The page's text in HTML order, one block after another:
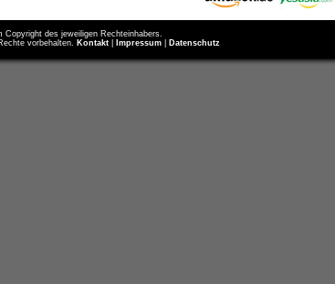
Copyright des jeweiligen Rechteinhabers.
vorbehalten.
Kontakt Impressum Datenschutz